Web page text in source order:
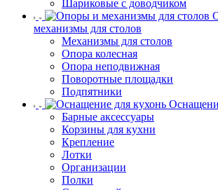
Шариковые с доводчиком
механизмы для столов
Механизмы для столов
Опора колесная
Опора неподвижная
Поворотные площадки
Подпятники
Барные аксессуары
Корзины для кухни
Крепление
Лотки
Организации
Полки